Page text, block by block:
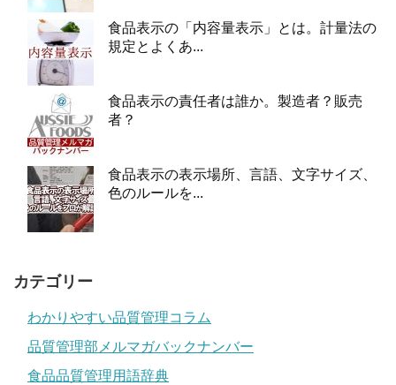
食品表示の「内容量表示」とは。計量法の
規定とよくあ...
食品表示の責任者は誰か。製造者？販売
者？
食品表示の表示場所、言語、文字サイズ、
色のルールを...
カテゴリー
わかりやすい品質管理コラム
品質管理部メルマガバックナンバー
食品品質管理用語辞典